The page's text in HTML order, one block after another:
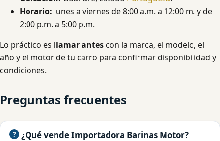
Horario: lunes a viernes de 8:00 a.m. a 12:00 m. y de
2:00 p.m. a 5:00 p.m.
Lo práctico es llamar antescon la marca, el modelo, el
año y el motor de tu carro para confirmar disponibilidad y
condiciones.
Preguntas frecuentes
¿Qué vende Importadora Barinas Motor?